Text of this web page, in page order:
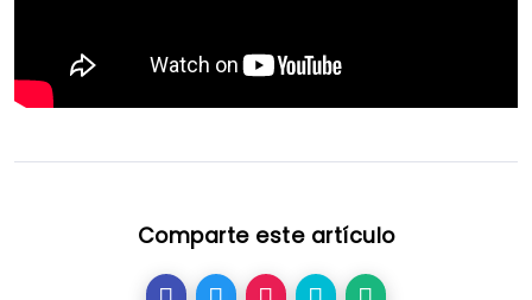
Comparte este artículo